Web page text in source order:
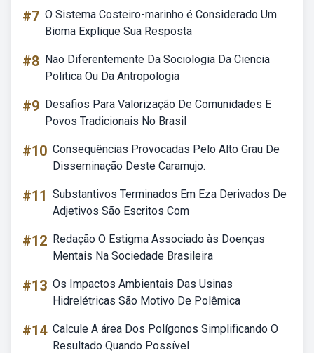
#7 O Sistema Costeiro-marinho é Considerado Um
Bioma Explique Sua Resposta
#8 Nao Diferentemente Da Sociologia Da Ciencia
Politica Ou Da Antropologia
#9 Desafios Para Valorização De Comunidades E
Povos Tradicionais No Brasil
#10 Consequências Provocadas Pelo Alto Grau De
Disseminação Deste Caramujo.
#11 Substantivos Terminados Em Eza Derivados De
Adjetivos São Escritos Com
#12 Redação O Estigma Associado às Doenças
Mentais Na Sociedade Brasileira
#13 Os Impactos Ambientais Das Usinas
Hidrelétricas São Motivo De Polêmica
#14 Calcule A área Dos Polígonos Simplificando O
Resultado Quando Possível